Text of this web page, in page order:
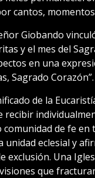
cantos,
Giobando
y el mes del
en una
Sagrado Corazón”.
de la
de fe en
eclesial y
exclusión. Una
que